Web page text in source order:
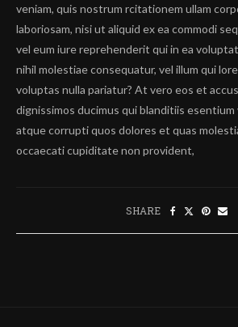
veniam, quis nostrum rcitationem ullam
laboriosam, nisi ut aliquid ex ea commodi
vel eum iure reprehenderit qui in ea
nihil molestiae consequatur, vel illum qui
voluptas nulla pariatur? At vero eos et
dignissimos ducimus qui blanditiis
atque corrupti quos dolores et quas
occaecati cupiditate non provident,
SHARE